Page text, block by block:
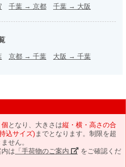
千葉 → 京都 千葉 → 大阪
京都 → 千葉 大阪 → 千葉
となり、大きさは縦・横・高さの合
込サイズ) までとなります。制限を超
せん。
は 「手荷物のご案内」 をご確認くだ